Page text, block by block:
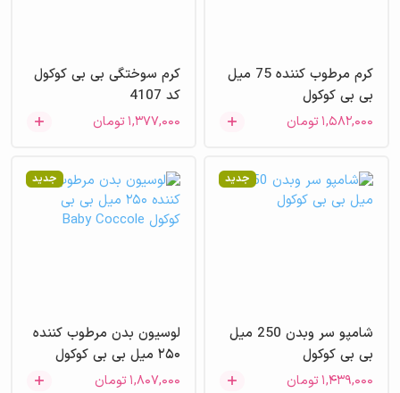
کرم مرطوب کننده 75 میل
بی بی کوکول
۱,۵۸۲,۰۰۰تومان
کرم سوختگی بی بی کوکول
کد 4107
۱,۳۷۷,۰۰۰تومان
جدید
شامپو سر وبدن 250 میل
بی بی کوکول
۱,۴۳۹,۰۰۰تومان
جدید
لوسیون بدن مرطوب کننده
۲۵۰ میل بی بی کوکول
Baby Coccole
۱,۸۰۷,۰۰۰تومان